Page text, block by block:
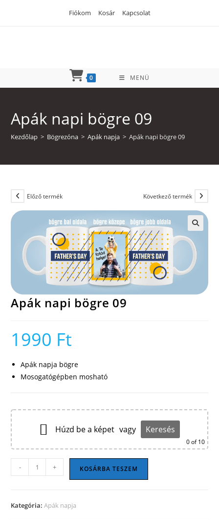
Fiókom Kosár Kapcsolat
0 MENÜ
Apák napi bögre 09
Kezdőlap > Bögrezóna > Apák napja > Apák napi bögre 09
Előző termék Következő termék
Apák napi bögre 09
1990 Ft
Apák napja bögre
Mosogatógépben mosható
Húzd be a képet vagy Keresés
0of 10
napi
- + KOSÁRBA TESZEM
Kategória:Apák napja